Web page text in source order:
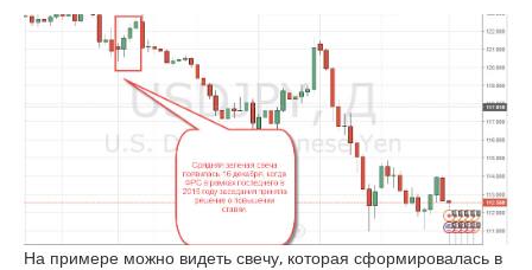
На примере можно видеть свечу, которая сформировалась в